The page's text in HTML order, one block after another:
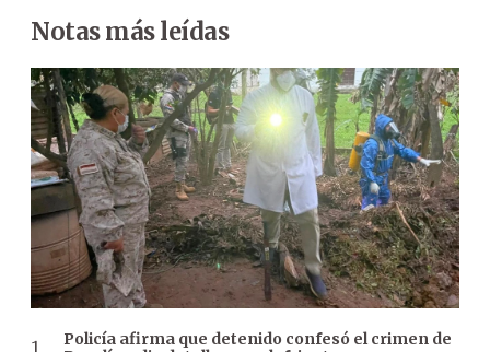
Notas más leídas
Policía afirma que detenido confesó el crimen de